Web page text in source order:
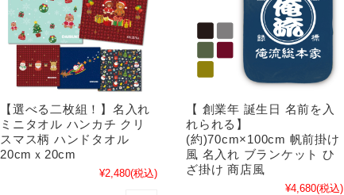
【選べる二枚組！】名入れ
ミニタオル ハンカチ クリ
スマス柄 ハンドタオル
20cmｘ20cm
¥2,480(税込)
【 創業年 誕生日 名前を入
れられる】
(約)70cm×100cm 帆前掛け
風 名入れ ブランケット ひ
ざ掛け 商店風
¥4,680(税込)